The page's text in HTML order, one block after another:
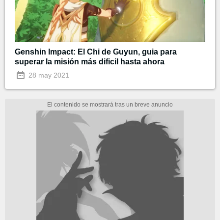
Genshin Impact: El Chi de Guyun, guia para
superar la misión más dificil hasta ahora
28 may 2021